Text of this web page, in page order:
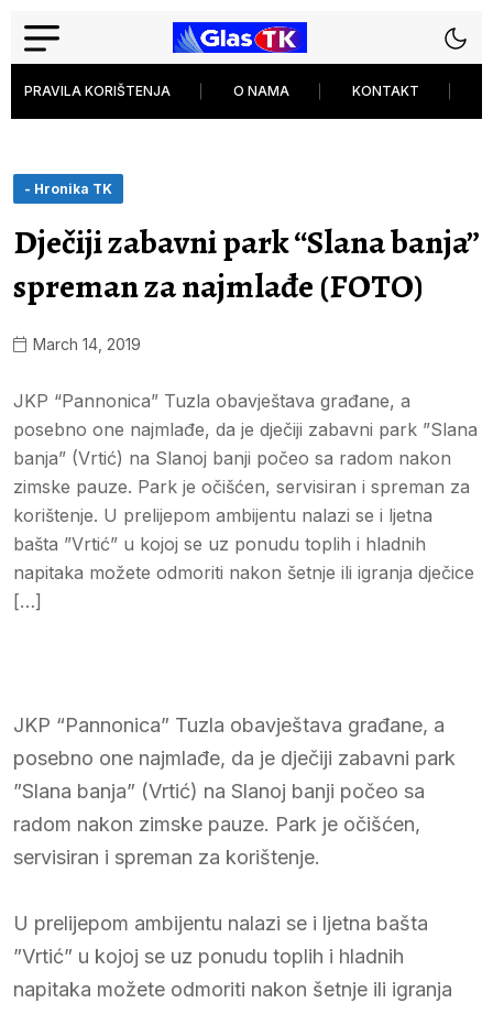
PRAVILA KORIŠTENJA O NAMA KONTAKT
- Hronika TK
Dječiji zabavni park “Slana banja”
spreman za najmlađe (FOTO)
March 14, 2019
JKP “Pannonica” Tuzla obavještava građane, a
posebno one najmlađe, da je dječiji zabavni park ”Slana
banja” (Vrtić) na Slanoj banji počeo sa radom nakon
zimske pauze. Park je očišćen, servisiran i spreman za
korištenje. U prelijepom ambijentu nalazi se i ljetna
bašta ”Vrtić” u kojoj se uz ponudu toplih i hladnih
napitaka možete odmoriti nakon šetnje ili igranja dječice
[…]
JKP “Pannonica” Tuzla obavještava građane, a
posebno one najmlađe, da je dječiji zabavni park
”Slana banja” (Vrtić) na Slanoj banji počeo sa
radom nakon zimske pauze. Park je očišćen,
servisiran i spreman za korištenje.
U prelijepom ambijentu nalazi se i ljetna bašta
”Vrtić” u kojoj se uz ponudu toplih i hladnih
napitaka možete odmoriti nakon šetnje ili igranja